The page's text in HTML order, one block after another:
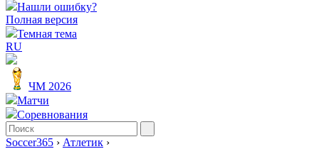
Нашли ошибку?
Полная версия
Темная тема
RU
ЧМ 2026
Матчи
Соревнования
Soccer365 › Атлетик ›